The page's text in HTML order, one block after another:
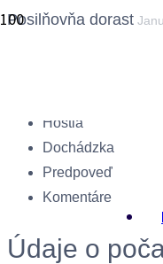
Posilňovňa dorast
Hostia
Dochádzka
Predpoveď
Komentáre
Údaje o